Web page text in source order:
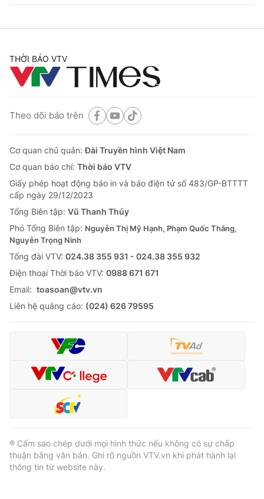
THỜI BÁO VTV
Theo dõi báo trên
Cơ quan chủ quản:Đài Truyền hình Việt Nam
Cơ quan báo chí: Thời báo VTV
Giấy phép hoạt động báo in và báo điện tử số 483/GP-BTTTT
cấp ngày 29/12/2023
Tổng Biên tập: Vũ Thanh Thủy
Phó Tổng Biên tập: Nguyễn Thị Mỹ Hạnh, Phạm Quốc Thắng,
Nguyễn Trọng Ninh
Tổng đài VTV: 024.38 355 931 - 024.38 355 932
Ðiện thoại Thời báo VTV: 0988 671 671
Email: toasoan@vtv.vn
Liên hệ quảng cáo: (024) 626 79595
® Cấm sao chép dưới mọi hình thức nếu không có sự chấp
thuận bằng văn bản. Ghi rõ nguồn VTV.vn khi phát hành lại
thông tin từ website này.